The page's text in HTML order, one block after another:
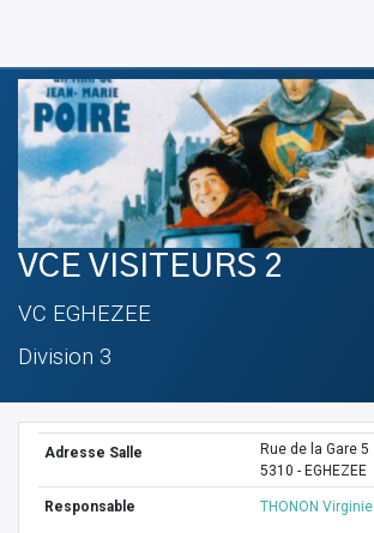
VCE VISITEURS 2
VC EGHEZEE
Division 3
Adresse Salle
Rue de la Gare 5
5310 - EGHEZEE
Responsable THONON Virginie